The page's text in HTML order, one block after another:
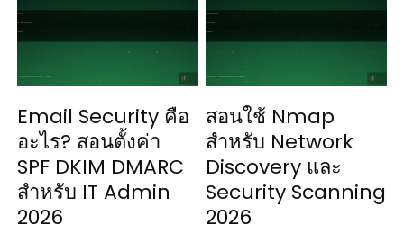
Email Security คือ
อะไร? สอนตั้งค่า
SPF DKIM DMARC
สำหรับ IT Admin
2026
สอนใช้ Nmap
สำหรับ Network
Discovery และ
Security Scanning
2026